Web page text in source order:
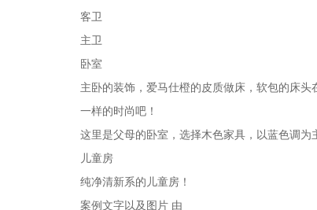
客卫
主卫
卧室
主卧的装饰，爱马仕橙的皮质做床，软包的床
一样的时尚吧！
这里是父母的卧室，选择木色家具，以蓝色调为
儿童房
纯净清新系的儿童房！
案例文字以及图片 由